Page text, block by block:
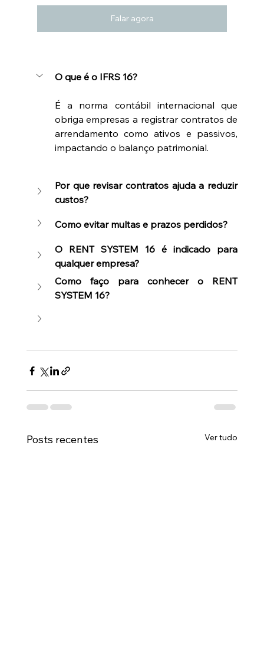
Falar agora
O que é o IFRS 16?
É a norma contábil internacional que
obriga empresas a registrar contratos de
arrendamento como ativos e passivos,
impactando o balanço patrimonial.
Por que revisar contratos ajuda a reduzir
custos?
Como evitar multas e prazos perdidos?
O RENT SYSTEM 16 é indicado para
qualquer empresa?
Como faço para conhecer o RENT
SYSTEM 16?
Posts recentes Ver tudo